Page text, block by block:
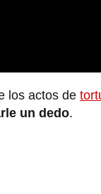
los actos de
un dedo.